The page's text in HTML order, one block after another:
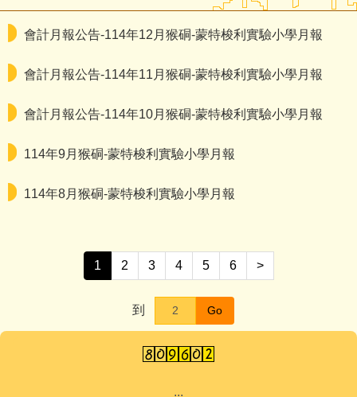
會計月報公告-114年12月猴硐-蒙特梭利實驗小學月報
會計月報公告-114年11月猴硐-蒙特梭利實驗小學月報
會計月報公告-114年10月猴硐-蒙特梭利實驗小學月報
114年9月猴硐-蒙特梭利實驗小學月報
114年8月猴硐-蒙特梭利實驗小學月報
1 2 3 4 5 6 >
到 Go